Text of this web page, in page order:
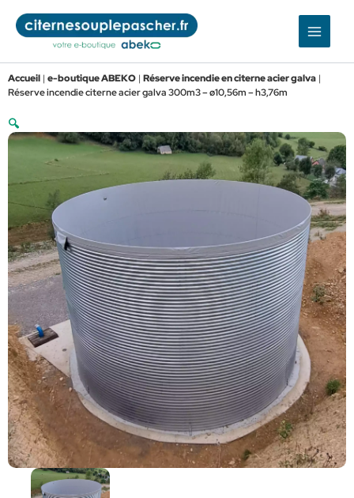
contenu
Accueil | e-boutique ABEKO | Réserve incendie en citerne acier galva |
Réserve incendie citerne acier galva 300m3 – ø10,56m – h3,76m
🔍